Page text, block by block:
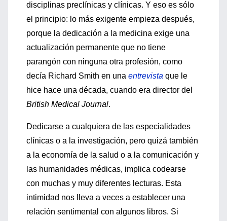
disciplinas preclínicas y clínicas. Y eso es sólo
el principio: lo más exigente empieza después,
porque la dedicación a la medicina exige una
actualización permanente que no tiene
parangón con ninguna otra profesión, como
decía Richard Smith en una entrevista que le
hice hace una década, cuando era director del
British Medical Journal.
Dedicarse a cualquiera de las especialidades
clínicas o a la investigación, pero quizá también
a la economía de la salud o a la comunicación y
las humanidades médicas, implica codearse
con muchas y muy diferentes lecturas. Esta
intimidad nos lleva a veces a establecer una
relación sentimental con algunos libros. Si